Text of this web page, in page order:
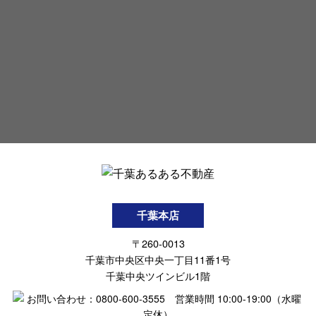
千葉本店
〒260-0013
千葉市中央区中央一丁目11番1号
千葉中央ツインビル1階